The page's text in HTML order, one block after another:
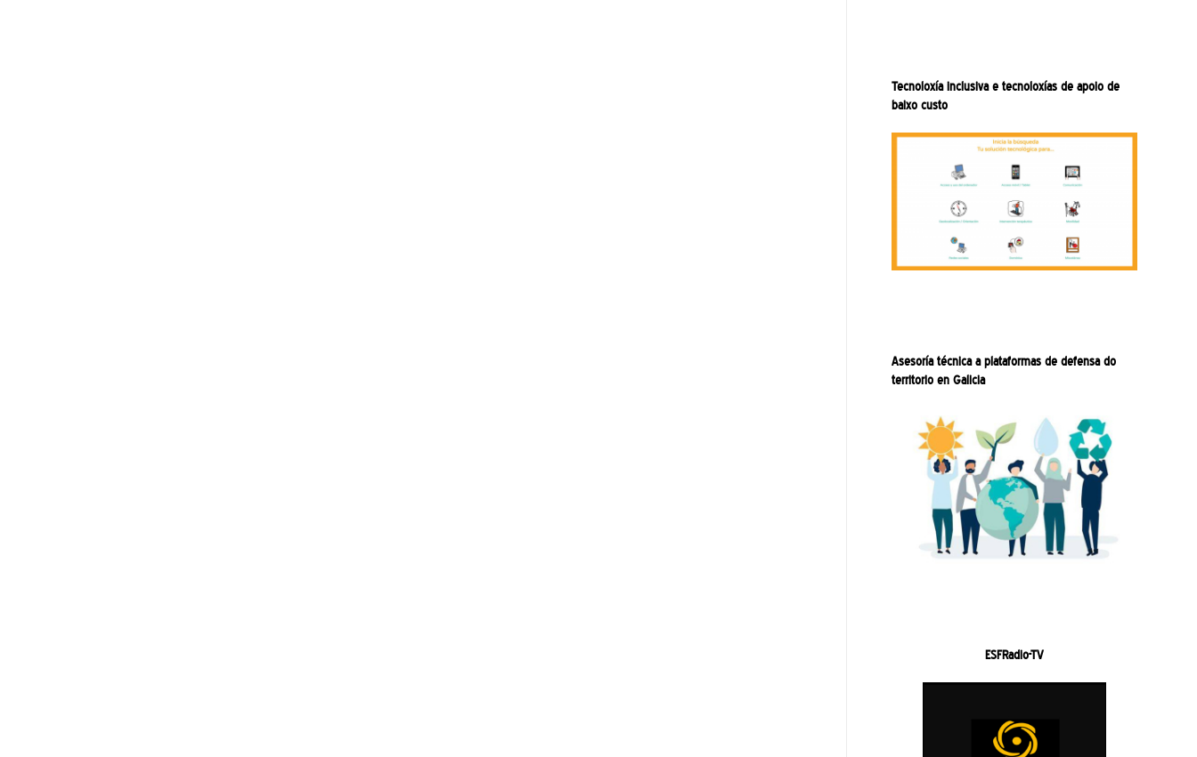
Tecnoloxía inclusiva e tecnoloxías de apoio de
baixo custo
Asesoría técnica a plataformas de defensa do
territorio en Galicia
ESFRadio-TV